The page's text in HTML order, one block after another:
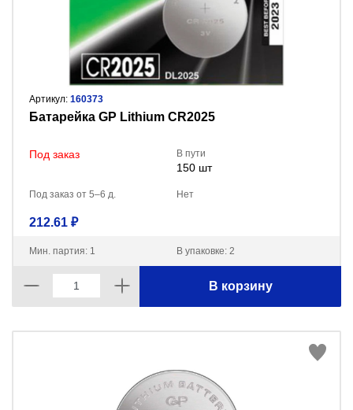
Артикул: 160373
Батарейка GP Lithium CR2025
Под заказ В пути
150 шт
Под заказ от 5–6 д. Нет
212.61 ₽
Мин. партия: 1 В упаковке: 2
В корзину